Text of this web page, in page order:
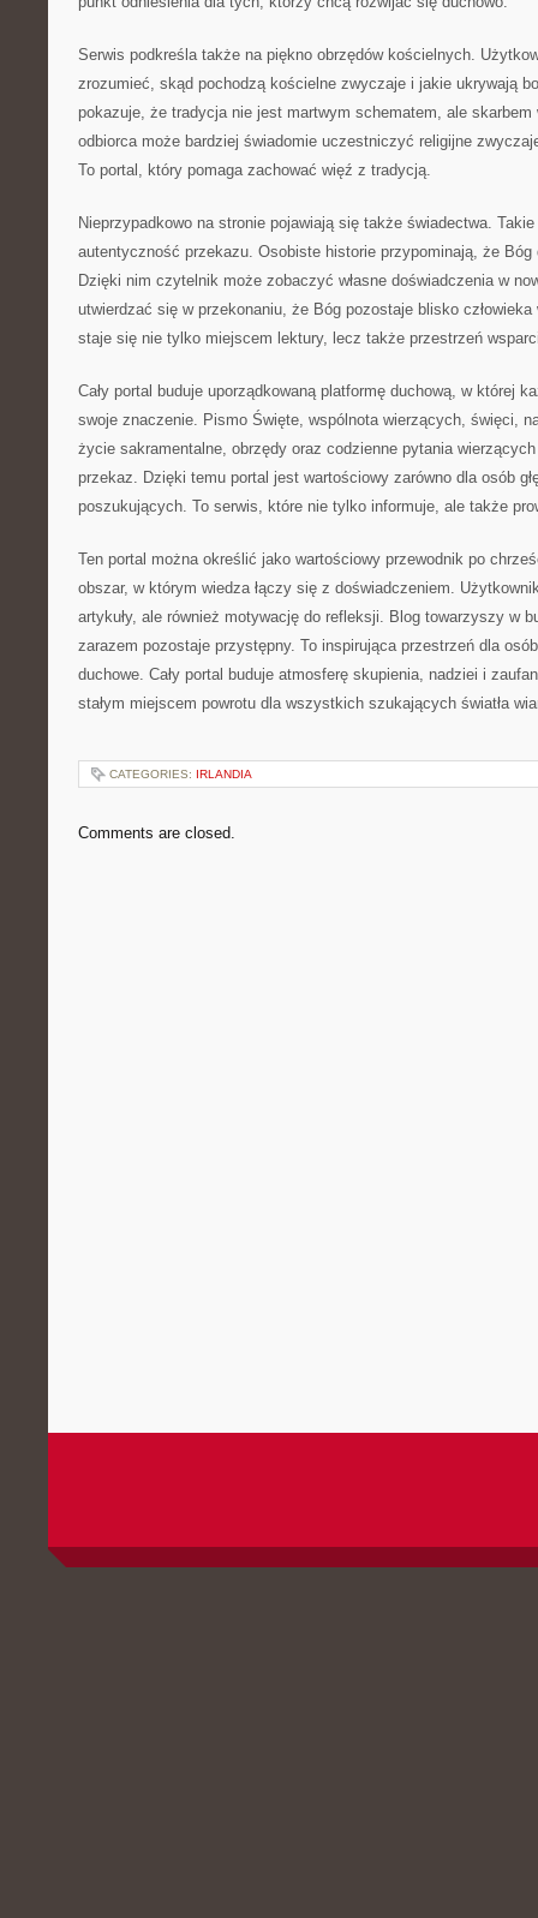
Serwis podkreśla także na piękno obrzędów kościelnych.
zrozumieć, skąd pochodzą kościelne zwyczaje i jakie ukrywają
pokazuje, że tradycja nie jest martwym schematem, ale skarbem
odbiorca może bardziej świadomie uczestniczyć religijne
To portal, który pomaga zachować więź z tradycją.
Nieprzypadkowo na stronie pojawiają się także świadectwa. Takie
autentyczność przekazu. Osobiste historie przypominają, że Bóg
Dzięki nim czytelnik może zobaczyć własne doświadczenia w
utwierdzać się w przekonaniu, że Bóg pozostaje blisko
staje się nie tylko miejscem lektury, lecz także przestrzeń
Cały portal buduje uporządkowaną platformę duchową, w której
swoje znaczenie. Pismo Święte, wspólnota wierzących, święci,
życie sakramentalne, obrzędy oraz codzienne pytania wierzących
przekaz. Dzięki temu portal jest wartościowy zarówno dla osób
poszukujących. To serwis, które nie tylko informuje, ale także
Ten portal można określić jako wartościowy przewodnik po
obszar, w którym wiedza łączy się z doświadczeniem.
artykuły, ale również motywację do refleksji. Blog towarzyszy w
zarazem pozostaje przystępny. To inspirująca przestrzeń dla
duchowe. Cały portal buduje atmosferę skupienia, nadziei i
stałym miejscem powrotu dla wszystkich szukających światła
CATEGORIES: IRLANDIA
Comments are closed.